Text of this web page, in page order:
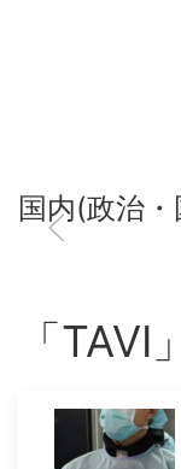
国内(政治
「